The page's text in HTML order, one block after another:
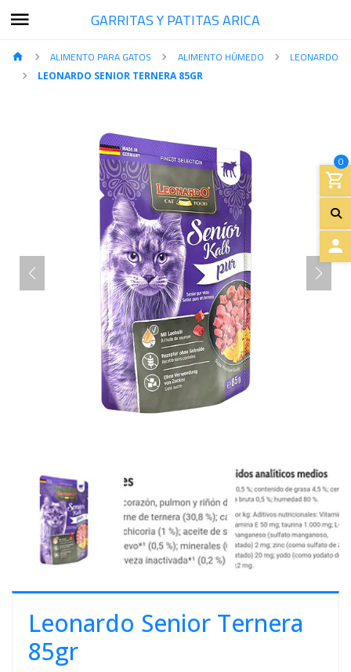
GARRITAS Y PATITAS ARICA
0
A
ALIMENTO PARA GATOS ALIMENTO HÚMEDO LEONARDO
LEONARDO SENIOR TERNERA 85GR
Leonardo Senior Ternera
85gr